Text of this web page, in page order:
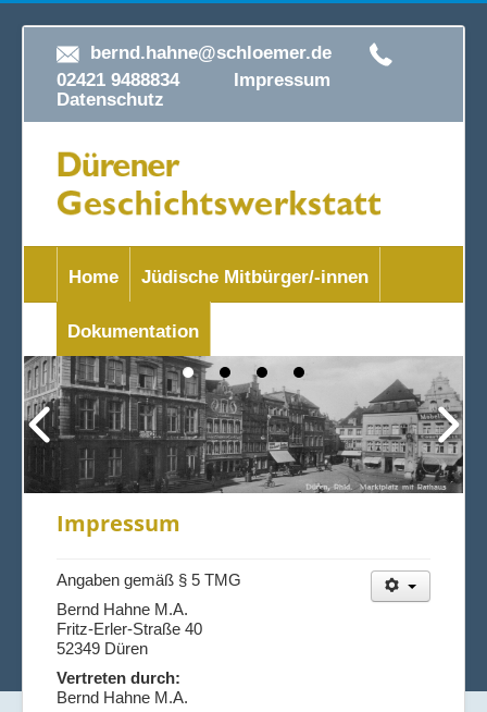
bernd.hahne@schloemer.de
02421 9488834 Impressum
Datenschutz
Home Jüdische Mitbürger/-innen
Dokumentation
Impressum
Angaben gemäß § 5 TMG
Bernd Hahne M.A.
Fritz-Erler-Straße 40
52349 Düren
Vertreten durch:
Bernd Hahne M.A.